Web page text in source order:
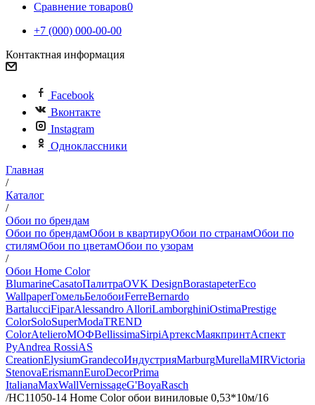
Сравнение товаров0
+7 (000) 000-00-00
Контактная информация
Facebook
Вконтакте
Instagram
Одноклассники
Главная
/
Каталог
/
Обои по брендам
Обои по брендамОбои в квартируОбои по странамОбои по
стилямОбои по цветамОбои по узорам
/
Обои Home Color
BlumarineCasatoПалитраOVK DesignBorastapeterEco
WallpaperГомельБелобоиFerreBernardo
BartalucciFiparAlessandro AlloriLamborghiniOstimaPrestige
ColorSoloSuperModaTREND
ColorAtelieroМОФBellissimaSirpiАртексМаякпринтАспект
РуAndrea RossiAS
CreationElysiumGrandecoИндустрияMarburgMurellaMIRVictoria
StenovaErismannEuroDecorPrima
ItalianaMaxWallVernissageG'BoyaRasch
/HC11050-14 Home Color обои виниловые 0,53*10м/16